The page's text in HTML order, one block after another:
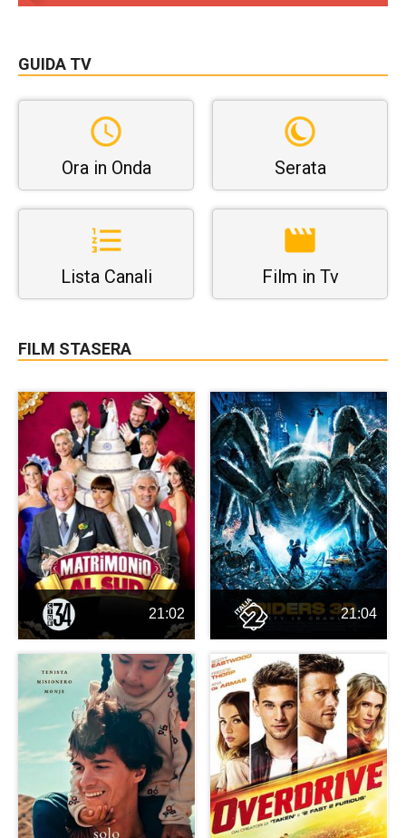
GUIDA TV
Ora in Onda Serata
Lista Canali Film in Tv
FILM STASERA
21:02 21:04